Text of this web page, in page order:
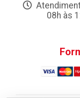
08h às